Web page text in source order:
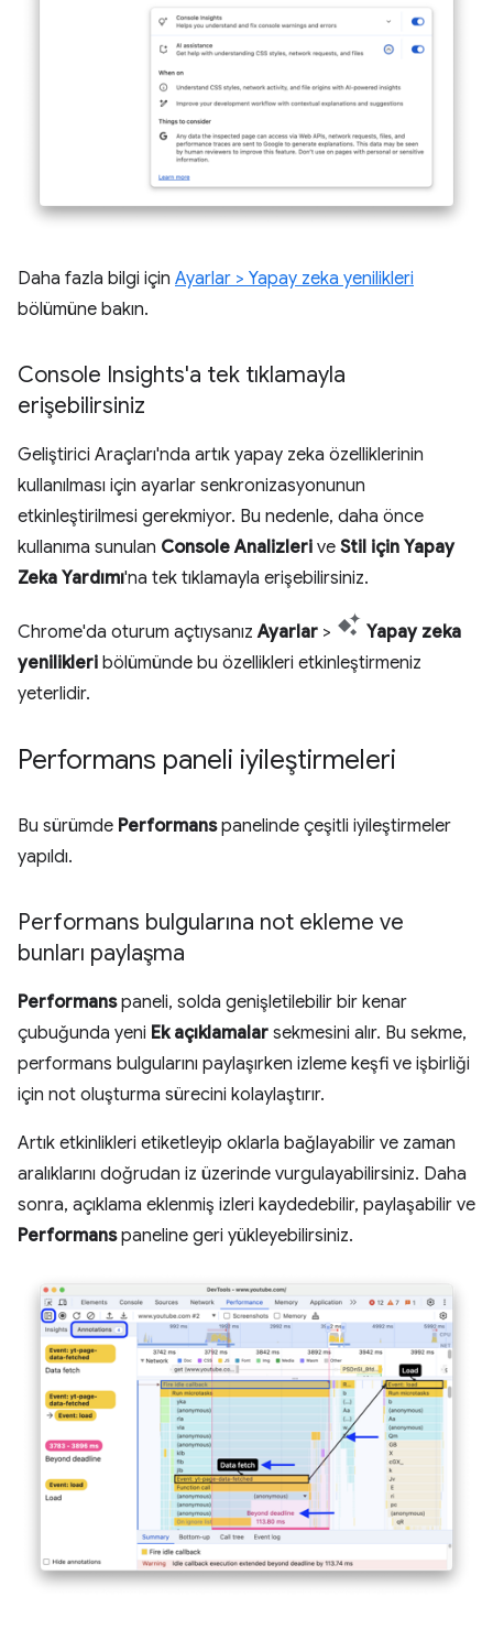
Daha fazla bilgi için Ayarlar > Yapay zeka yenilikleri
bölümüne bakın.
Console Insights'a tek tıklamayla
erişebilirsiniz
Geliştirici Araçları'nda artık yapay zeka özelliklerinin
kullanılması için ayarlar senkronizasyonunun
etkinleştirilmesi gerekmiyor. Bu nedenle, daha önce
kullanıma sunulan Console Analizleri ve Stil için Yapay
Zeka Yardımı'na tek tıklamayla erişebilirsiniz.
Chrome'da oturum açtıysanızAyarlar >
Yapay zeka
yenilikleri bölümünde bu özellikleri etkinleştirmeniz
yeterlidir.
Performans paneli iyileştirmeleri
Bu sürümde Performanspanelinde çeşitli iyileştirmeler
yapıldı.
Performans bulgularına not ekleme ve
bunları paylaşma
Performanspaneli, solda genişletilebilir bir kenar
çubuğunda yeni Ek açıklamalar sekmesini alır. Bu sekme,
performans bulgularını paylaşırken izleme keşfi ve işbirliği
için not oluşturma sürecini kolaylaştırır.
Artık etkinlikleri etiketleyip oklarla bağlayabilir ve zaman
aralıklarını doğrudan iz üzerinde vurgulayabilirsiniz. Daha
sonra, açıklama eklenmiş izleri kaydedebilir, paylaşabilir ve
Performanspaneline geri yükleyebilirsiniz.